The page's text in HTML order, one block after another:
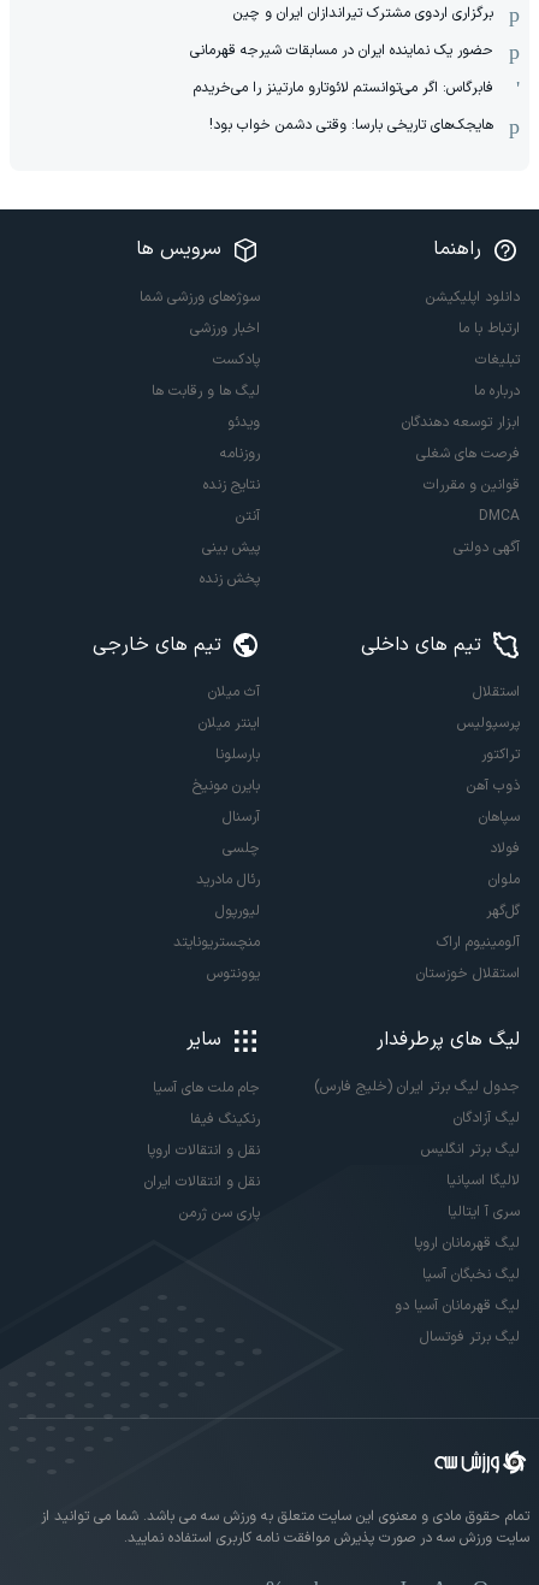
برگزاری اردوی مشترک تیراندازان ایران و چین
حضور یک نماینده ایران در مسابقات شیرجه قهرمانی
فابرگاس: اگر می‌توانستم لائوتارو مارتینز را می‌خریدم
هایجک‌های تاریخی بارسا: وقتی دشمن خواب بود!
راهنما
دانلود اپلیکیشن
ارتباط با ما
تبلیغات
درباره ما
ابزار توسعه دهندگان
فرصت های شغلی
قوانین و مقررات
DMCA
آگهی دولتی
سرویس ها
سوژه‌های ورزشی شما
اخبار ورزشی
پادکست
لیگ ها و رقابت ها
ویدئو
روزنامه
نتایج زنده
آنتن
پیش بینی
پخش زنده
تیم های داخلی
استقلال
پرسپولیس
تراکتور
ذوب آهن
سپاهان
فولاد
ملوان
گل‌گهر
آلومینیوم اراک
استقلال خوزستان
تیم های خارجی
آث میلان
اینتر میلان
بارسلونا
بایرن مونیخ
آرسنال
چلسی
رئال مادرید
لیورپول
منچستریونایتد
یوونتوس
لیگ های پرطرفدار
جدول لیگ برتر ایران (خلیج فارس)
لیگ آزادگان
لیگ برتر انگلیس
لالیگا اسپانیا
سری آ ایتالیا
لیگ قهرمانان اروپا
لیگ نخبگان آسیا
لیگ قهرمانان آسیا دو
لیگ برتر فوتسال
سایر
جام ملت های آسیا
رنکینگ فیفا
نقل و انتقالات اروپا
نقل و انتقالات ایران
پاری سن ژرمن
تمام حقوق مادی و معنوی این سایت متعلق به ورزش سه می باشد. شما می توانید از
سایت ورزش سه در صورت پذیرش موافقت نامه کاربری استفاده نمایید.